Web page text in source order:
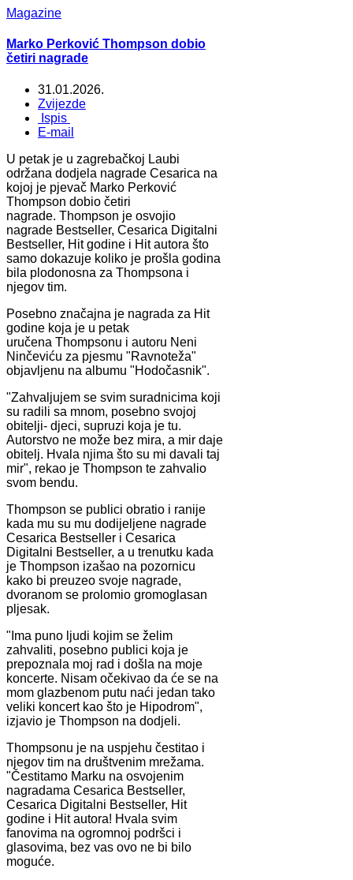
Magazine
Marko Perković Thompson dobio
četiri nagrade
31.01.2026.
Zvijezde
Ispis
E-mail
U petak je u zagrebačkoj Laubi
održana dodjela nagrade Cesarica na
kojoj je pjevač Marko Perković
Thompson dobio četiri
nagrade. Thompson je osvojio
nagrade Bestseller, Cesarica Digitalni
Bestseller, Hit godine i Hit autora što
samo dokazuje koliko je prošla godina
bila plodonosna za Thompsona i
njegov tim.
Posebno značajna je nagrada za Hit
godine koja je u petak
uručena Thompsonu i autoru Neni
Ninčeviću za pjesmu "Ravnoteža"
objavljenu na albumu "Hodočasnik".
"Zahvaljujem se svim suradnicima koji
su radili sa mnom, posebno svojoj
obitelji- djeci, supruzi koja je tu.
Autorstvo ne može bez mira, a mir daje
obitelj. Hvala njima što su mi davali taj
mir", rekao je Thompson te zahvalio
svom bendu.
Thompson se publici obratio i ranije
kada mu su mu dodijeljene nagrade
Cesarica Bestseller i Cesarica
Digitalni Bestseller, a u trenutku kada
je Thompson izašao na pozornicu
kako bi preuzeo svoje nagrade,
dvoranom se prolomio gromoglasan
pljesak.
"Ima puno ljudi kojim se želim
zahvaliti, posebno publici koja je
prepoznala moj rad i došla na moje
koncerte. Nisam očekivao da će se na
mom glazbenom putu naći jedan tako
veliki koncert kao što je Hipodrom",
izjavio je Thompson na dodjeli.
Thompsonu je na uspjehu čestitao i
njegov tim na društvenim mrežama.
"Čestitamo Marku na osvojenim
nagradama Cesarica Bestseller,
Cesarica Digitalni Bestseller, Hit
godine i Hit autora! Hvala svim
fanovima na ogromnoj podršci i
glasovima, bez vas ovo ne bi bilo
moguće.